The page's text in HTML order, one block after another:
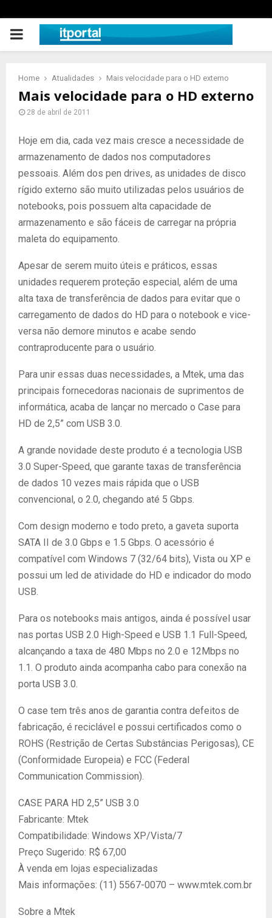
PRIMARY
Home Atualidades Mais velocidade para o HD externo
Mais velocidade para o HD externo
28 de abril de 2011
Hoje em dia, cada vez mais cresce a necessidade de
armazenamento de dados nos computadores
pessoais. Além dos pen drives, as unidades de disco
rígido externo são muito utilizadas pelos usuários de
notebooks, pois possuem alta capacidade de
armazenamento e são fáceis de carregar na própria
maleta do equipamento.
Apesar de serem muito úteis e práticos, essas
unidades requerem proteção especial, além de uma
alta taxa de transferência de dados para evitar que o
carregamento de dados do HD para o notebook e vice-
versa não demore minutos e acabe sendo
contraproducente para o usuário.
Para unir essas duas necessidades, a Mtek, uma das
principais fornecedoras nacionais de suprimentos de
informática, acaba de lançar no mercado o Case para
HD de 2,5” com USB 3.0.
A grande novidade deste produto é a tecnologia USB
3.0 Super-Speed, que garante taxas de transferência
de dados 10 vezes mais rápida que o USB
convencional, o 2.0, chegando até 5 Gbps.
Com design moderno e todo preto, a gaveta suporta
SATA II de 3.0 Gbps e 1.5 Gbps. O acessório é
compatível com Windows 7 (32/64 bits), Vista ou XP e
possui um led de atividade do HD e indicador do modo
USB.
Para os notebooks mais antigos, ainda é possível usar
nas portas USB 2.0 High-Speed e USB 1.1 Full-Speed,
alcançando a taxa de 480 Mbps no 2.0 e 12Mbps no
1.1. O produto ainda acompanha cabo para conexão na
porta USB 3.0.
O case tem três anos de garantia contra defeitos de
fabricação, é reciclável e possui certificados como o
ROHS (Restrição de Certas Substâncias Perigosas), CE
(Conformidade Europeia) e FCC (Federal
Communication Commission).
CASE PARA HD 2,5” USB 3.0
Fabricante: Mtek
Compatibilidade: Windows XP/Vista/7
Preço Sugerido: R$ 67,00
À venda em lojas especializadas
Mais informações: (11) 5567-0070 – www.mtek.com.br
Sobre a Mtek